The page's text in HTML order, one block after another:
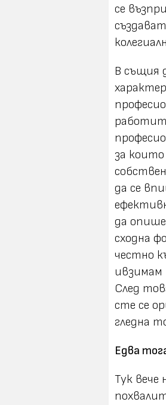
се
В същия
за
да се
да
сходна
честно
ивзимам
След
сте се
гледна
Едва
Тук вече